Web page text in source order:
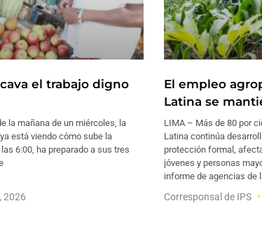
el trabajo digno
la mañana de un miércoles, la
está viendo cómo sube la
6:00, ha preparado a sus tres
2026
El empleo
Latina se
LIMA – Más de 80 por
Latina continúa
protección formal,
jóvenes y personas
informe de agencias de
Corresponsal de IPS